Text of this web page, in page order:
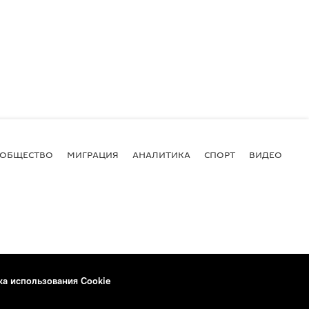
ОБЩЕСТВО МИГРАЦИЯ АНАЛИТИКА СПОРТ ВИДЕО
использования Cookie